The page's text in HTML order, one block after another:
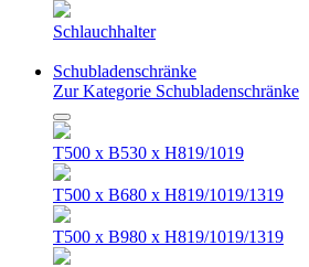
Schlauchhalter
Schubladenschränke
Zur Kategorie Schubladenschränke
T500 x B530 x H819/1019
T500 x B680 x H819/1019/1319
T500 x B980 x H819/1019/1319